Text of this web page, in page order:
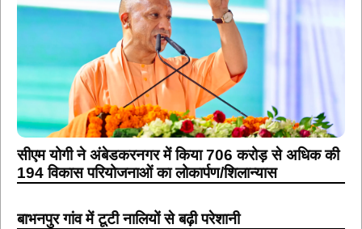
सीएम योगी ने अंबेडकरनगर में किया 706 करोड़ से अधिक की
194 विकास परियोजनाओं का लोकार्पण/शिलान्यास
बाभनपुर गांव में टूटी नालियों से बढ़ी परेशानी